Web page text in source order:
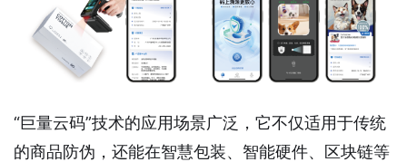
“巨量云码”技术的应用场景广泛，它不仅适用于传统
的商品防伪，还能在智慧包装、智能硬件、区块链等